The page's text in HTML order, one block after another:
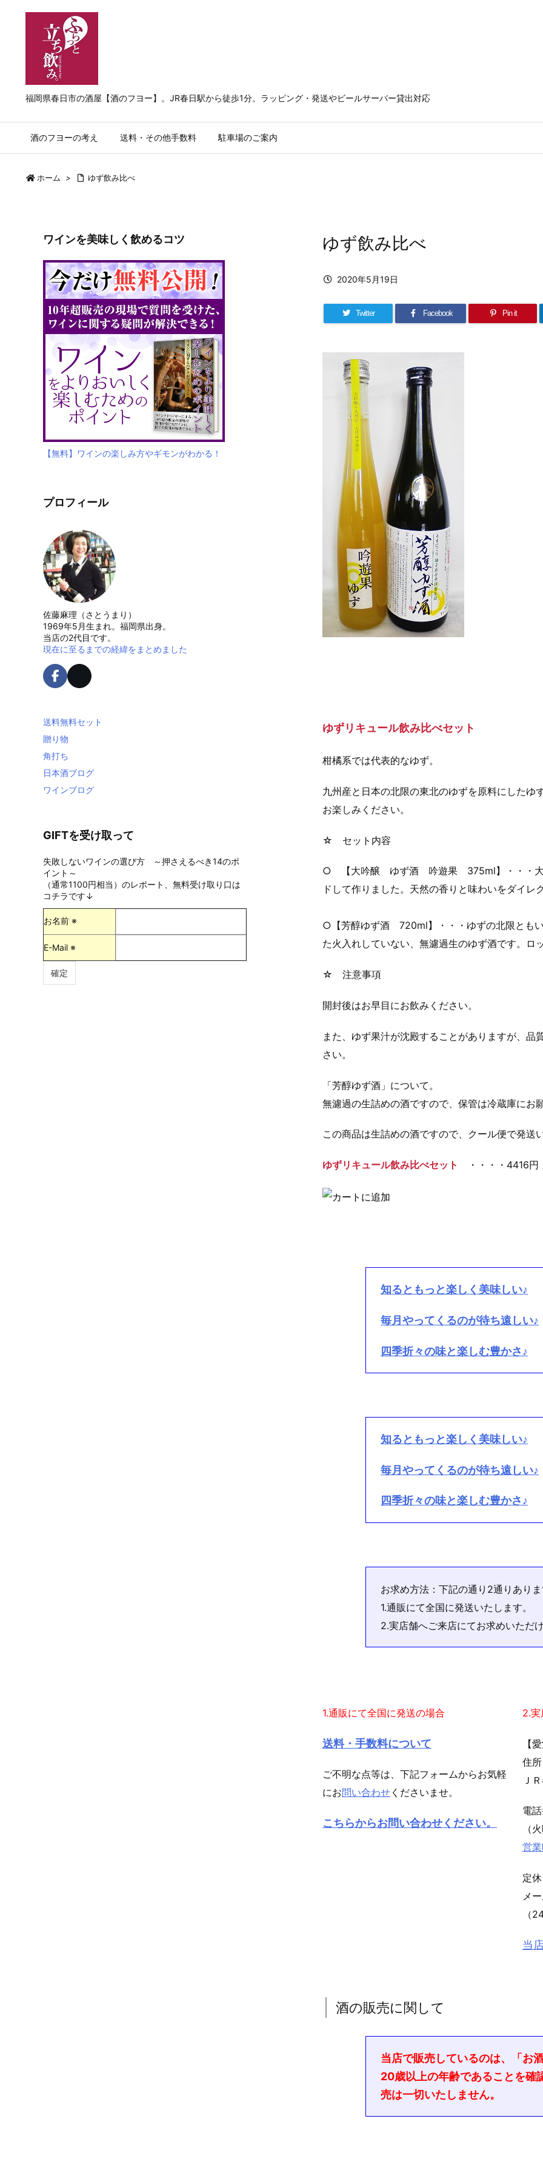
福岡県春日市の酒屋【酒のフヨー】。JR春日駅から徒歩1分。ラッピング・発送やビールサーバー貸出対応
酒のフヨーの考え 送料・その他手数料 駐車場のご案内
ホーム > ゆず飲み比べ
ゆず飲み比べ
2020年5月19日
Twitter Facebook Pin it
ゆずリキュール飲み比べセット
柑橘系では代表的なゆず。
九州産と日本の北限の東北のゆずを原料にしたゆ
お楽しみください。
☆ セット内容
○ 【大吟醸 ゆず酒 吟遊果 375ml】・・・大
ドして作りました。天然の香りと味わいをダイレ
○【芳醇ゆず酒 720ml】・・・ゆずの北限とも
た火入れしていない、無濾過生のゆず酒です。ロ
☆ 注意事項
開封後はお早目にお飲みください。
また、ゆず果汁が沈殿することがありますが、
さい。
「芳醇ゆず酒」について。
無濾過の生詰めの酒ですので、保管は冷蔵庫に
この商品は生詰めの酒ですので、クール便で発送
ゆずリキュール飲み比べセット ・・・・4416円
知るともっと楽しく美味しい♪
毎月やってくるのが待ち遠しい♪
四季折々の味と楽しむ豊かさ♪
知るともっと楽しく美味しい♪
毎月やってくるのが待ち遠しい♪
四季折々の味と楽しむ豊かさ♪
お求め方法：下記の通り2通りありま
1.通販にて全国に発送いたします。
2.実店舗へご来店にてお求めいただけ
1.通販にて全国に発送の場合
送料・手数料について
ご不明な点等は、下記フォームからお気軽
にお問い合わせ くださいませ。
こちらからお問い合わせください。
2.実
【
住
Ｊ
電
（
営
定
メ
（
当
酒の販売に関して
当店で販売しているのは、「お酒
20歳以上の年齢であることを確
売は一切いたしません。
ワインを美味しく飲めるコツ
【無料】ワインの楽しみ方やギモンがわかる！
プロフィール
佐藤麻理（さとうまり）
1969年5月生まれ。福岡県出身。
当店の2代目です。
現在に至るまでの経緯をまとめました
送料無料セット
贈り物
角打ち
日本酒ブログ
ワインブログ
GIFTを受け取って
失敗しないワインの選び方 ～押さえるべき14のポ
イント～
（通常1100円相当）のレポート、無料受け取り口は
コチラです↓
お名前 ※
E-Mail ※